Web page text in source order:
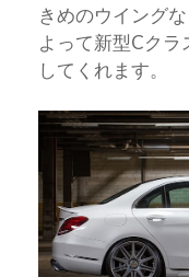
きめのウイング
よって新型Cク
してくれます。